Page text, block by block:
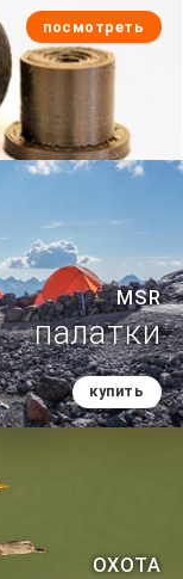
посмотреть
MSR
палатки
купить
ОХОТА